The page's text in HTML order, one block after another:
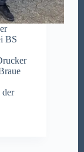
BS
der